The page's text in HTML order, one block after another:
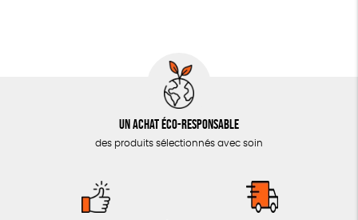
Un achat éco-responsable
des produits sélectionnés avec soin